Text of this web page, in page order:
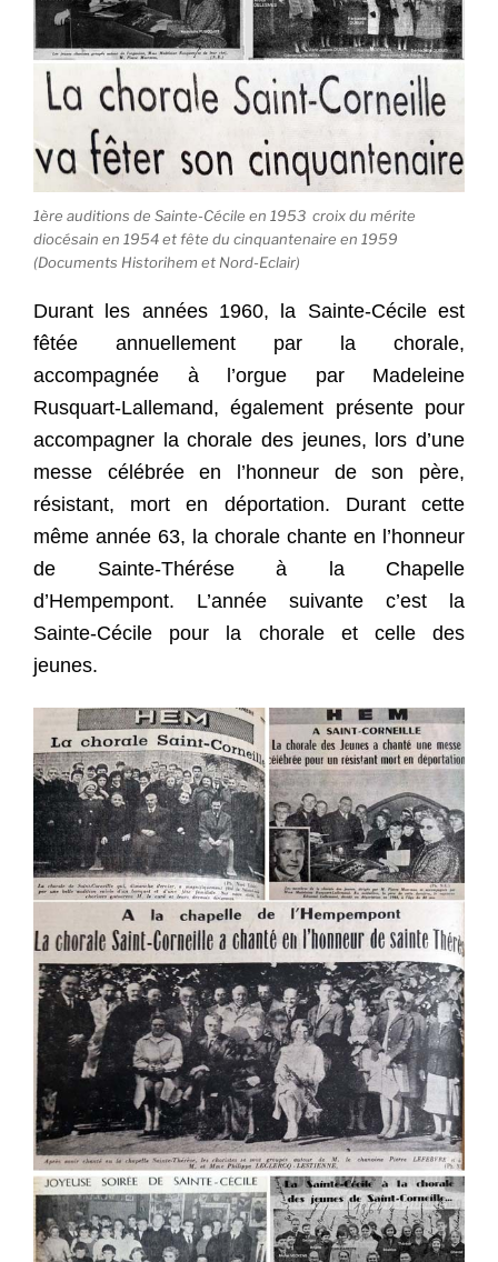
1ère auditions de Sainte-Cécile en 1953 croix du mérite
diocésain en 1954 et fête du cinquantenaire en 1959
(Documents Historihem et Nord-Eclair)
Durant les années 1960, la Sainte-Cécile est
fêtée annuellement par la chorale,
accompagnée à l’orgue par Madeleine
Rusquart-Lallemand, également présente pour
accompagner la chorale des jeunes, lors d’une
messe célébrée en l’honneur de son père,
résistant, mort en déportation. Durant cette
même année 63, la chorale chante en l’honneur
de Sainte-Thérése à la Chapelle
d’Hempempont. L’année suivante c’est la
Sainte-Cécile pour la chorale et celle des
jeunes.